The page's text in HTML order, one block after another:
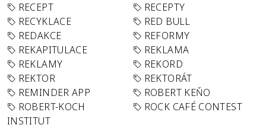
RECEPT
RECEPTY
RECYKLACE
RED BULL
REDAKCE
REFORMY
REKAPITULACE
REKLAMA
REKLAMY
REKORD
REKTOR
REKTORÁT
REMINDER APP
ROBERT KEŇO
ROBERT-KOCH
INSTITUT
ROCK CAFÉ CONTEST